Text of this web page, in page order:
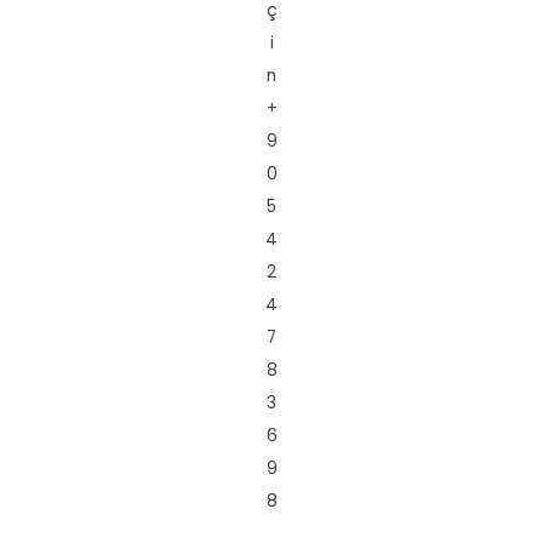
ç
i
n
+
9
0
5
4
2
4
7
8
3
6
9
8